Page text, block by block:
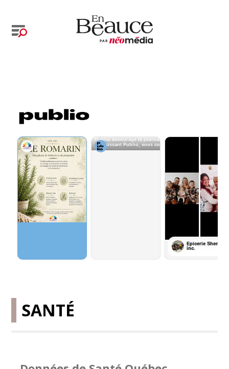
SANTÉ